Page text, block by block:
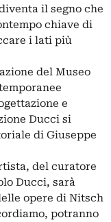
il segno che
chiave di
i lati più
del Museo
e
Ducci si
di Giuseppe
del curatore
Ducci, sarà
opere di Nitsch
potranno